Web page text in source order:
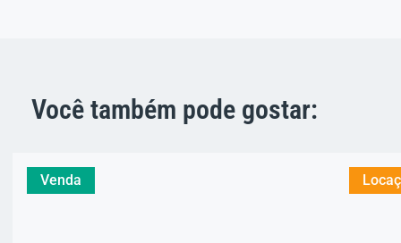
Você também pode gostar:
Venda